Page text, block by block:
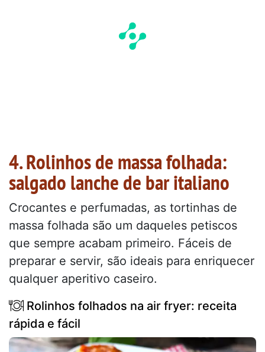
4. Rolinhos de massa folhada:
salgado lanche de bar italiano
Crocantes e perfumadas, as tortinhas de
massa folhada são um daqueles petiscos
que sempre acabam primeiro. Fáceis de
preparar e servir, são ideais para enriquecer
qualquer aperitivo caseiro.
Rolinhos folhados na air fryer: receita
rápida e fácil